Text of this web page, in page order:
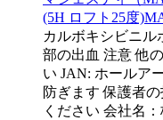
(5H ロフト25度
カルボキシビニル
部の出血 注意 他
い JAN: ホールア
防ぎます 保護者
ください 会社名